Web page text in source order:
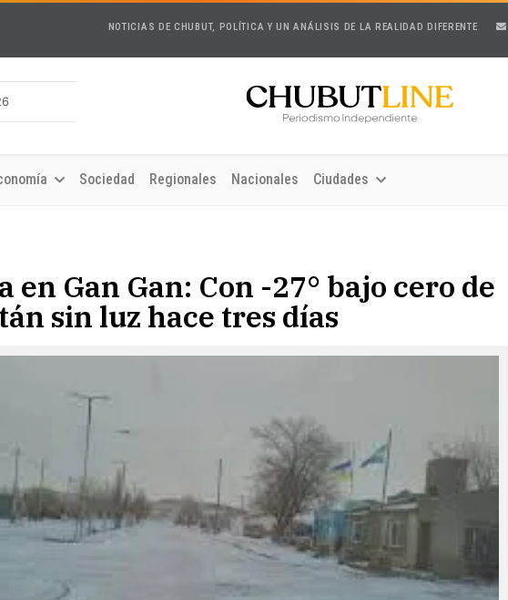
NOTICIAS DE CHUBUT, POLÍTICA Y UN ANÁLISIS DE LA REALIDAD DIFERENTE
Sociedad Regionales Nacionales Ciudades
en Gan Gan: Con -27° bajo cero de
sin luz hace tres días